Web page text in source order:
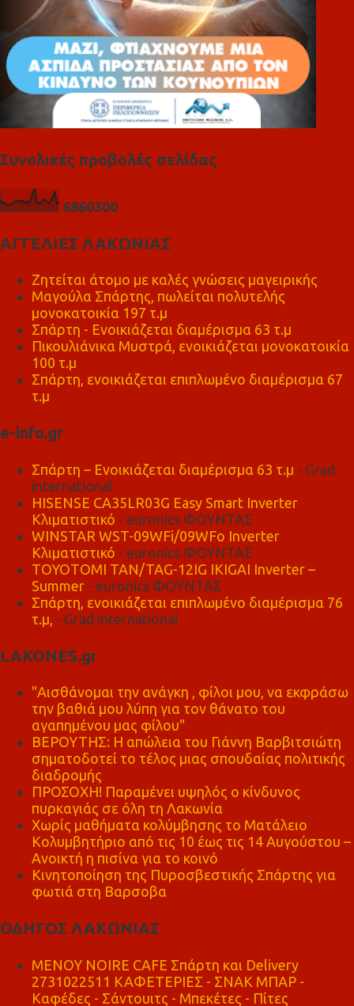
Συνολικές προβολές σελίδας
6860300
ΑΓΓΕΛΙΕΣ ΛΑΚΩΝΙΑΣ
Ζητείται άτομο με καλές γνώσεις μαγειρικής
Μαγούλα Σπάρτης, πωλείται πολυτελής
μονοκατοικία 197 τ.μ
Σπάρτη - Ενοικιάζεται διαμέρισμα 63 τ.μ
Πικουλιάνικα Μυστρά, ενοικιάζεται μονοκατοικία
100 τ.μ
Σπάρτη, ενοικιάζεται επιπλωμένο διαμέρισμα 67
τ.μ
e-info.gr
Σπάρτη – Ενοικιάζεται διαμέρισμα 63 τ.μ - Grad
international
HISENSE CA35LR03G Easy Smart Inverter
Κλιματιστικό - euronics ΦΟΥΝΤΑΣ
WINSTAR WST-09WFi/09WFo Inverter
Κλιματιστικό - euronics ΦΟΥΝΤΑΣ
TOYOTOMI TAN/TAG-12IG IKIGAI Inverter –
Summer - euronics ΦΟΥΝΤΑΣ
Σπάρτη, ενοικιάζεται επιπλωμένο διαμέρισμα 76
τ.μ, - Grad international
LAKONES.gr
"Αισθάνομαι την ανάγκη , φίλοι μου, να εκφράσω
την βαθιά μου λύπη για τον θάνατο του
αγαπημένου μας φίλου"
ΒΕΡΟΥΤΗΣ: Η απώλεια του Γιάννη Βαρβιτσιώτη
σηματοδοτεί το τέλος μιας σπουδαίας πολιτικής
διαδρομής
ΠΡΟΣΟΧΗ! Παραμένει υψηλός ο κίνδυνος
πυρκαγιάς σε όλη τη Λακωνία
Χωρίς μαθήματα κολύμβησης το Ματάλειο
Κολυμβητήριο από τις 10 έως τις 14 Αυγούστου –
Ανοικτή η πισίνα για το κοινό
Κινητοποίηση της Πυροσβεστικής Σπάρτης για
φωτιά στη Βαρσοβα
ΟΔΗΓΟΣ ΛΑΚΩΝΙΑΣ
MENOY NOIRE CAFE Σπάρτη και Delivery
2731022511 ΚΑΦΕΤΕΡΙΕΣ - ΣΝΑΚ ΜΠΑΡ -
Καφέδες - Σάντουιτς - Μπεκέτες - Πίτες